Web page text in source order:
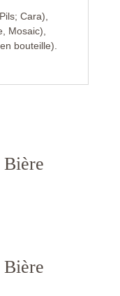
Cara),
Mosaic),
bouteille).
Bière
Bière